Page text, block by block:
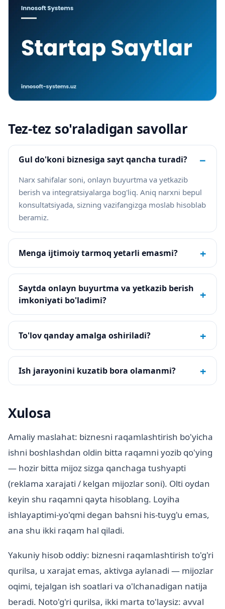
Tez-tez so'raladigan savollar
Gul do'koni biznesiga sayt qancha turadi? −
Narx sahifalar soni, onlayn buyurtma va yetkazib
berish va integratsiyalarga bog'liq. Aniq narxni bepul
konsultatsiyada, sizning vazifangizga moslab hisoblab
beramiz.
Menga ijtimoiy tarmoq yetarli emasmi? +
Saytda onlayn buyurtma va yetkazib berish
imkoniyati bo'ladimi?
+
To'lov qanday amalga oshiriladi? +
Ish jarayonini kuzatib bora olamanmi? +
Xulosa
Amaliy maslahat: biznesni raqamlashtirish bo'yicha
ishni boshlashdan oldin bitta raqamni yozib qo'ying
— hozir bitta mijoz sizga qanchaga tushyapti
(reklama xarajati / kelgan mijozlar soni). Olti oydan
keyin shu raqamni qayta hisoblang. Loyiha
ishlayaptimi-yo'qmi degan bahsni his-tuyg'u emas,
ana shu ikki raqam hal qiladi.
Yakuniy hisob oddiy: biznesni raqamlashtirish to'g'ri
qurilsa, u xarajat emas, aktivga aylanadi — mijozlar
oqimi, tejalgan ish soatlari va o'lchanadigan natija
beradi. Noto'g'ri qurilsa, ikki marta to'laysiz: avval